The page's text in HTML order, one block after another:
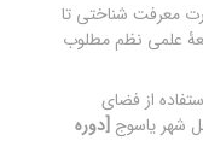
معرفت شناختی تا
علمی نظم مطلوب
از فضای
شهر یاسوج [دوره